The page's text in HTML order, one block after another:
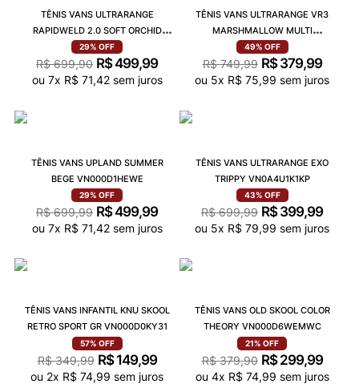
TÊNIS VANS ULTRARANGE
RAPIDWELD 2.0 SOFT ORCHID
VN000EHTFSF
29% OFF
R$ 699,90 R$499,99
ou 7x R$ 71,42sem juros
TÊNIS VANS ULTRARANGE VR3
MARSHMALLOW MULTI
VN0A4BXBBP1
49% OFF
R$ 749,99 R$ 379,99
ou 5x R$ 75,99 sem juros
TÊNIS VANS UPLAND SUMMER
BEGE VN000D1HEWE
29% OFF
R$ 699,99 R$499,99
ou 7x R$ 71,42sem juros
TÊNIS VANS ULTRARANGE EXO
TRIPPY VN0A4U1K1KP
43% OFF
R$ 699,99 R$ 399,99
ou 5x R$ 79,99 sem juros
TÊNIS VANS INFANTIL KNU SKOOL
RETRO SPORT GR VN000D0KY31
57% OFF
R$ 349,99 R$ 149,99
ou 2x R$ 74,99 sem juros
TÊNIS VANS OLD SKOOL COLOR
THEORY VN000D6WEMWC
21% OFF
R$ 379,90 R$ 299,99
ou 4x R$ 74,99 sem juros